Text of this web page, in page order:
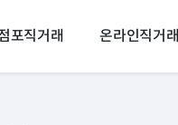
포직거래 온라인직거래